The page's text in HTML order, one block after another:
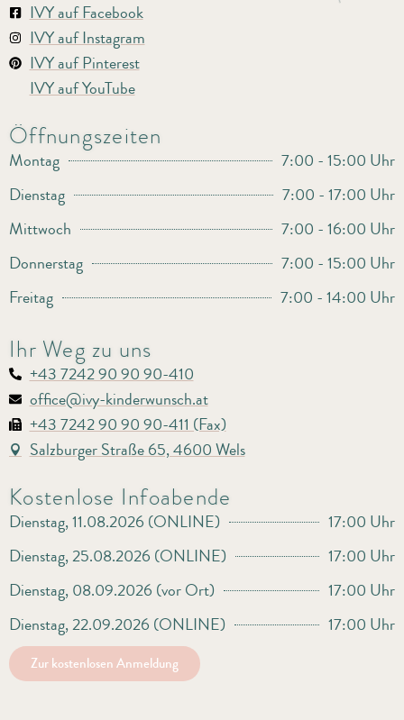
IVY auf Facebook
IVY auf Instagram
IVY auf Pinterest
IVY auf YouTube
Öffnungszeiten
Montag
7:00 - 15:00 Uhr
Dienstag
7:00 - 17:00 Uhr
Mittwoch
7:00 - 16:00 Uhr
Donnerstag
7:00 - 15:00 Uhr
Freitag
7:00 - 14:00 Uhr
Ihr Weg zu uns
+43 7242 90 90 90-410
office@ivy-kinderwunsch.at
+43 7242 90 90 90-411 (Fax)
Salzburger Straße 65, 4600 Wels
Kostenlose Infoabende
Dienstag, 11.08.2026 (ONLINE)
17:00 Uhr
Dienstag, 25.08.2026 (ONLINE)
17:00 Uhr
Dienstag, 08.09.2026 (vor Ort)
17:00 Uhr
Dienstag, 22.09.2026 (ONLINE)
17:00 Uhr
Zur kostenlosen Anmeldung